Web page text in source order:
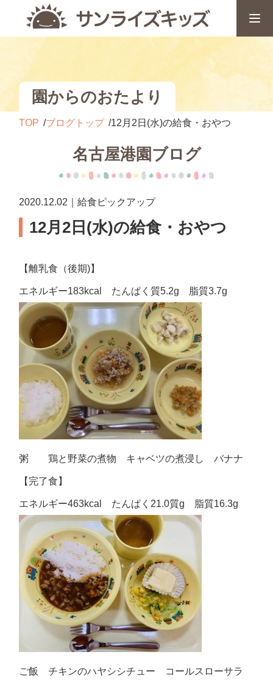
園からのおたより
TOP ブログトップ 12月2日(水)の給食・おやつ
名古屋港園ブログ
2020.12.02｜給食ピックアップ
12月2日(水)の給食・おやつ
【離乳食（後期)】
エネルギー183kcal たんぱく質5.2g 脂質3.7g
粥 鶏と野菜の煮物 キャベツの煮浸し バナナ
【完了食】
エネルギー463kcal たんぱく21.0質g 脂質16.3g
ご飯 チキンのハヤシシチュー コールスローサラ